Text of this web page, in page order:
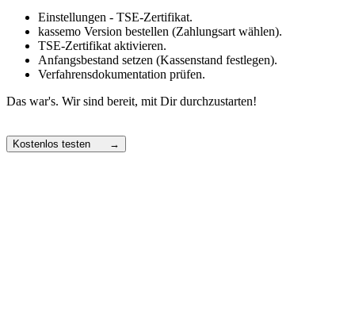
Einstellungen - TSE-Zertifikat.
kassemo Version bestellen (Zahlungsart wählen).
TSE-Zertifikat aktivieren.
Anfangsbestand setzen (Kassenstand festlegen).
Verfahrensdokumentation prüfen.
Das war's. Wir sind bereit, mit Dir durchzustarten!
Kostenlos testen →